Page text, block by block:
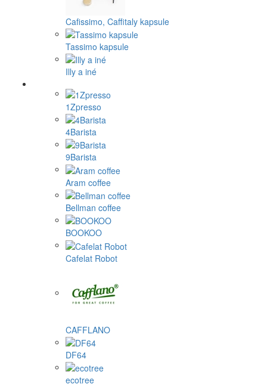
Cafissimo, Caffitaly kapsule
Tassimo kapsule
Illy a iné
1Zpresso
4Barista
9Barista
Aram coffee
Bellman coffee
BOOKOO
Cafelat Robot
CAFFLANO
DF64
ecotree